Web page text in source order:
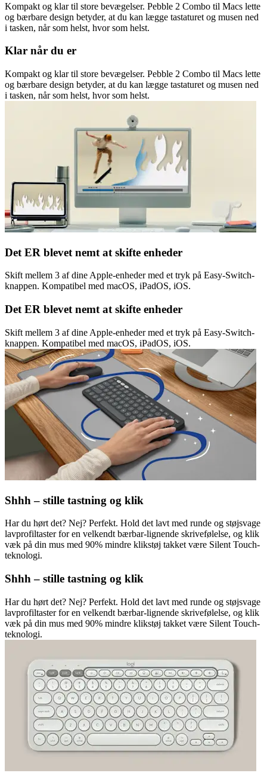
Kompakt og klar til store bevægelser. Pebble 2 Combo til Macs lette
og bærbare design betyder, at du kan lægge tastaturet og musen ned
i tasken, når som helst, hvor som helst.
Klar når du er
Kompakt og klar til store bevægelser. Pebble 2 Combo til Macs lette
og bærbare design betyder, at du kan lægge tastaturet og musen ned
i tasken, når som helst, hvor som helst.
Det ER blevet nemt at skifte enheder
Skift mellem 3 af dine Apple-enheder med et tryk på Easy-Switch-
knappen. Kompatibel med macOS, iPadOS, iOS.
Det ER blevet nemt at skifte enheder
Skift mellem 3 af dine Apple-enheder med et tryk på Easy-Switch-
knappen. Kompatibel med macOS, iPadOS, iOS.
Shhh – stille tastning og klik
Har du hørt det? Nej? Perfekt. Hold det lavt med runde og støjsvage
lavprofiltaster for en velkendt bærbar-lignende skrivefølelse, og klik
væk på din mus med 90% mindre klikstøj takket være Silent Touch-
teknologi.
Shhh – stille tastning og klik
Har du hørt det? Nej? Perfekt. Hold det lavt med runde og støjsvage
lavprofiltaster for en velkendt bærbar-lignende skrivefølelse, og klik
væk på din mus med 90% mindre klikstøj takket være Silent Touch-
teknologi.